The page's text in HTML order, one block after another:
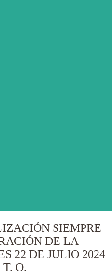
SIEMPRE
DE LA
22 DE JULIO 2024
O.